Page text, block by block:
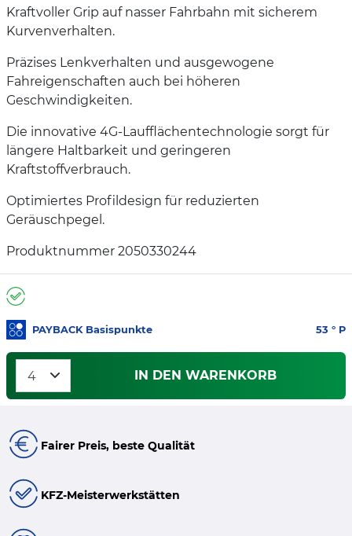
Kraftvoller Grip auf nasser Fahrbahn mit sicherem
Kurvenverhalten.
Präzises Lenkverhalten und ausgewogene
Fahreigenschaften auch bei höheren
Geschwindigkeiten.
Die innovative 4G-Laufflächentechnologie sorgt für
längere Haltbarkeit und geringeren
Kraftstoffverbrauch.
Optimiertes Profildesign für reduzierten
Geräuschpegel.
Produktnummer 2050330244
PAYBACK Basispunkte 53 ° P
IN DEN WARENKORB
Fairer Preis, beste Qualität
KFZ-Meisterwerkstätten